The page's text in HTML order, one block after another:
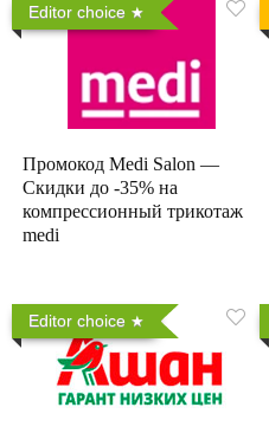
Editor choice
Промокод Medi Salon —
Скидки до -35% на
компрессионный трикотаж
medi
Editor choice